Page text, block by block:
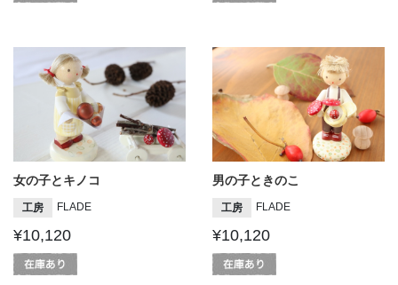
女の子とキノコ
工房 FLADE
¥10,120
男の子ときのこ
工房 FLADE
¥10,120